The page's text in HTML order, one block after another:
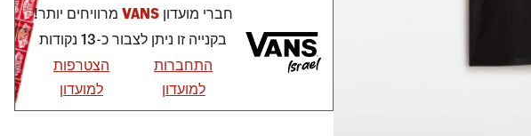
חברי מועדוןVANS מרוויחים יותר!
בקנייה זו ניתן לצבור כ-13 נקודות
התחברות
למועדון
הצטרפות
למועדון